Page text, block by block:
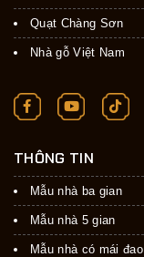
Quạt Chàng Sơn
Nhà gỗ Việt Nam
THÔNG TIN
Mẫu nhà ba gian
Mẫu nhà 5 gian
Mẫu nhà có mái đao